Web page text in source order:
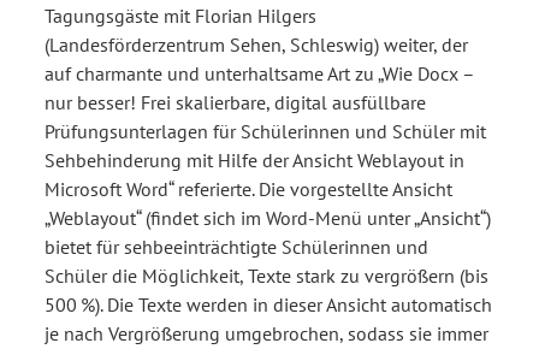
Tagungsgäste mit Florian Hilgers
(Landesförderzentrum Sehen, Schleswig) weiter, der
auf charmante und unterhaltsame Art zu „Wie Docx –
nur besser! Frei skalierbare, digital ausfüllbare
Prüfungsunterlagen für Schülerinnen und Schüler mit
Sehbehinderung mit Hilfe der Ansicht Weblayout in
Microsoft Word“ referierte. Die vorgestellte Ansicht
„Weblayout“ (findet sich im Word-Menü unter „Ansicht“)
bietet für sehbeeinträchtigte Schülerinnen und
Schüler die Möglichkeit, Texte stark zu vergrößern (bis
500 %). Die Texte werden in dieser Ansicht automatisch
je nach Vergrößerung umgebrochen, sodass sie immer